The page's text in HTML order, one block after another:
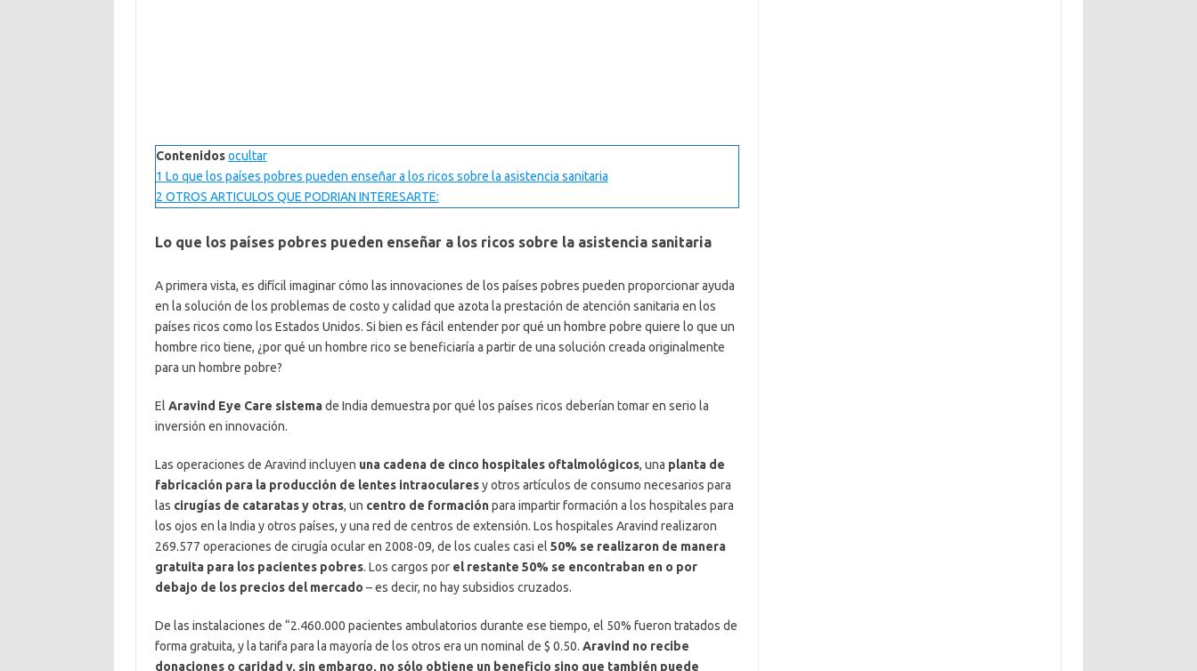
Contenidos ocultar
1 Lo que los países pobres pueden enseñar a los ricos sobre la asistencia sanitaria
2 OTROS ARTICULOS QUE PODRIAN INTERESARTE:
Lo que los países pobres pueden enseñar a los ricos sobre la asistencia sanitaria
A primera vista, es difícil imaginar cómo las innovaciones de los países pobres pueden proporcionar ayuda
en la solución de los problemas de costo y calidad que azota la prestación de atención sanitaria en los
países ricos como los Estados Unidos. Si bien es fácil entender por qué un hombre pobre quiere lo que un
hombre rico tiene, ¿por qué un hombre rico se beneficiaría a partir de una solución creada originalmente
para un hombre pobre?
El Aravind Eye Care sistemade India demuestra por qué los países ricos deberían tomar en serio la
inversión en innovación.
Las operaciones de Aravind incluyen una cadena de cinco hospitales oftalmológicos, una planta de
fabricación para la producción de lentes intraocularesy otros artículos de consumo necesarios para
las cirugías de cataratas y otras, un centro de formaciónpara impartir formación a los hospitales para
los ojos en la India y otros países, y una red de centros de extensión. Los hospitales Aravind realizaron
269.577 operaciones de cirugía ocular en 2008-09, de los cuales casi el 50% se realizaron de manera
gratuita para los pacientes pobres. Los cargos por el restante 50% se encontraban en o por
debajo de los precios del mercado – es decir, no hay subsidios cruzados.
De las instalaciones de “2.460.000 pacientes ambulatorios durante ese tiempo, el 50% fueron tratados de
forma gratuita, y la tarifa para la mayoría de los otros era un nominal de $ 0.50. Aravind no recibe
donaciones o caridad y, sin embargo, no sólo obtiene un beneficio sino que también puede